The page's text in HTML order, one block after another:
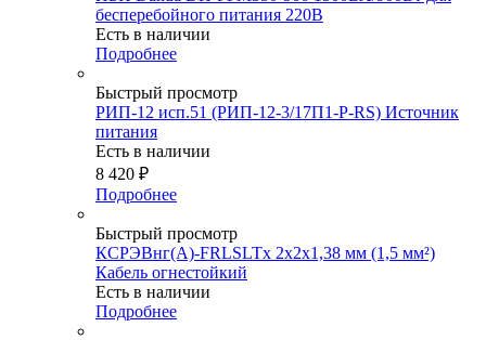
бесперебойного питания 220В
Есть в наличии
Подробнее
Быстрый просмотр
РИП-12 исп.51 (РИП-12-3/17П1-Р-RS) Источник
питания
Есть в наличии
8 420 ₽
Подробнее
Быстрый просмотр
КСРЭВнг(А)-FRLSLTx 2х2х1,38 мм (1,5 мм²)
Кабель огнестойкий
Есть в наличии
Подробнее